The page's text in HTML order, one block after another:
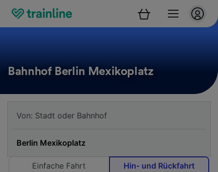
Bahnhof Berlin Mexikoplatz
Einfache Fahrt Hin- und Rückfahrt